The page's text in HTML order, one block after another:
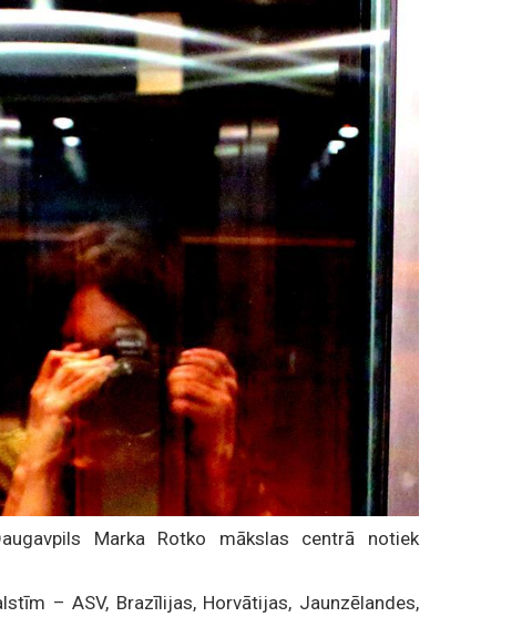
Marka Rotko mākslas centrā notiek
– ASV, Brazīlijas, Horvātijas, Jaunzēlandes,